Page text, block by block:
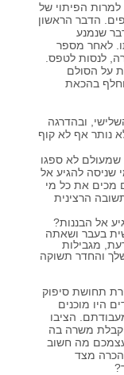
הפיתוי של
הדבר הראשון
שנמנע
לאחר מספר
לנסות לטפס.
על הסולם
בהכאת
ובהדרגה
נותר אף לא קוף
שמעולם לא ספגו
שניסה להגיע אל
מכים את כל מי
הרצינית
אל הבננות?
בעבר ושאתה
מגבילות
והחדר תשוקה
תחושת סיפוק
70% מהעובדים היו מוכנים
הציבו
קבלת משרה בה
עצמכם מה חשוב
הכרה מצד